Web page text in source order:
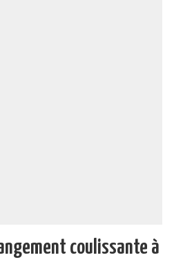
coulissante à